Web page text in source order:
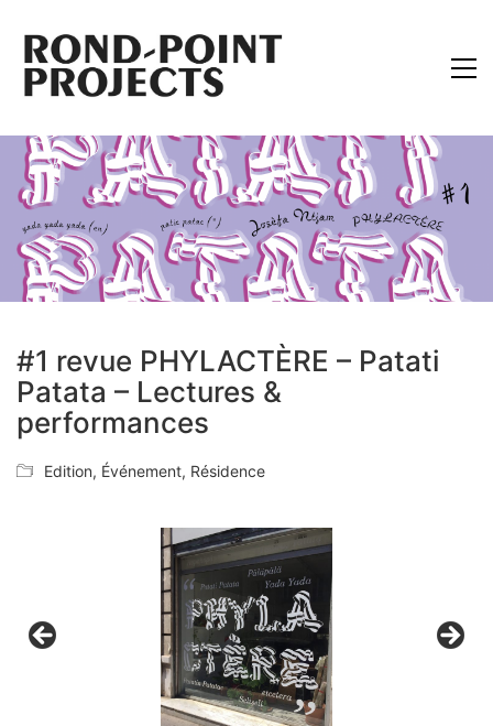
#1 revue PHYLACTÈRE – Patati
Patata – Lectures &
performances
Edition, Événement, Résidence